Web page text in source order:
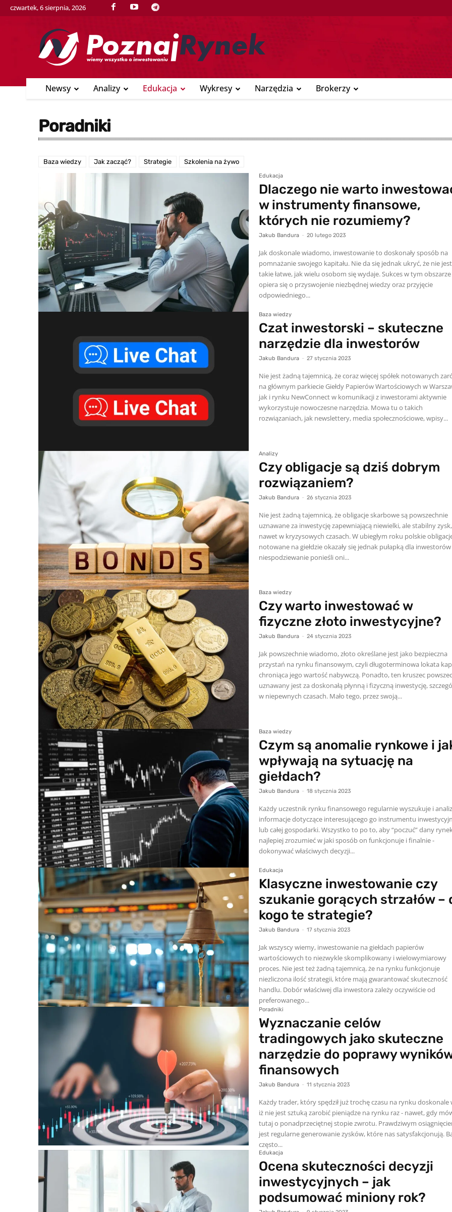
czwartek, 6 sierpnia, 2026
Newsy Analizy Edukacja Wykresy Narzędzia Brokerzy
Poradniki
Baza wiedzy Jak zacząć? Strategie Szkolenia na żywo
Edukacja
Dlaczego nie warto
w instrumenty finansowe,
których nie rozumiemy?
Jakub Bandura - 20 lutego 2023
Jak doskonale wiadomo, inwestowanie to doskonały sposób na
pomnażanie swojego kapitału. Nie da się jednak ukryć, że nie
takie łatwe, jak wielu osobom się wydaje. Sukces w tym obszarze
opiera się o przyswojenie niezbędnej wiedzy oraz przyjęcie
odpowiedniego...
Baza wiedzy
Czat inwestorski – skuteczne
narzędzie dla inwestorów
Jakub Bandura - 27 stycznia 2023
Nie jest żadną tajemnicą, że coraz więcej spółek notowanych
na głównym parkiecie Giełdy Papierów Wartościowych w
jak i rynku NewConnect w komunikacji z inwestorami aktywnie
wykorzystuje nowoczesne narzędzia. Mowa tu o takich
rozwiązaniach, jak newslettery, media społecznościowe, wpisy...
Analizy
Czy obligacje są dziś dobrym
rozwiązaniem?
Jakub Bandura - 26 stycznia 2023
Nie jest żadną tajemnicą, że obligacje skarbowe są powszechnie
uznawane za inwestycję zapewniającą niewielki, ale stabilny zysk,
nawet w kryzysowych czasach. W ubiegłym roku polskie
notowane na giełdzie okazały się jednak pułapką dla inwestorów
niespodziewanie ponieśli oni...
Baza wiedzy
Czy warto inwestować w
fizyczne złoto inwestycyjne?
Jakub Bandura - 24 stycznia 2023
Jak powszechnie wiadomo, złoto określane jest jako bezpieczna
przystań na rynku finansowym, czyli długoterminowa lokata
chroniąca jego wartość nabywczą. Ponadto, ten kruszec
uznawany jest za doskonałą płynną i fizyczną inwestycję,
w niepewnych czasach. Mało tego, przez swoją...
Baza wiedzy
Czym są anomalie rynkowe i
wpływają na sytuację na
giełdach?
Jakub Bandura - 18 stycznia 2023
Każdy uczestnik rynku finansowego regularnie wyszukuje i
informacje dotyczące interesującego go instrumentu
lub całej gospodarki. Wszystko to po to, aby “poczuć” dany
najlepiej zrozumieć w jaki sposób on funkcjonuje i finalnie -
dokonywać właściwych decyzji...
Edukacja
Klasyczne inwestowanie czy
szukanie gorących strzałów –
kogo te strategie?
Jakub Bandura - 17 stycznia 2023
Jak wszyscy wiemy, inwestowanie na giełdach papierów
wartościowych to niezwykle skomplikowany i wielowymiarowy
proces. Nie jest też żadną tajemnicą, że na rynku funkcjonuje
niezliczona ilość strategii, które mają gwarantować skuteczność
handlu. Dobór właściwej dla inwestora zależy oczywiście od
preferowanego...
Poradniki
Wyznaczanie celów
tradingowych jako skuteczne
narzędzie do poprawy
finansowych
Jakub Bandura - 11 stycznia 2023
Każdy trader, który spędził już trochę czasu na rynku doskonale
iż nie jest sztuką zarobić pieniądze na rynku raz - nawet, gdy
tutaj o ponadprzeciętnej stopie zwrotu. Prawdziwym
jest regularne generowanie zysków, które nas satysfakcjonują. Bardzo
często...
Edukacja
Ocena skuteczności decyzji
inwestycyjnych – jak
podsumować miniony rok?